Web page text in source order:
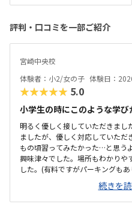
評判・口コミを一部ご紹介
宮崎中央校
体験者：小2/女の子 体験日：
★★★★★ 5.0
小学生の時にこのような学
明るく優しく接していただきまし
ましたが、優しく対応していた
もの頃習ってみたかった…と思う
興味津々でした。場所もわかりや
した。(有料ですがパーキングも
囲気の教室でした。活動するため
どよい印象です。授業内容に見合
実していて面白そうな内容でした
続きを